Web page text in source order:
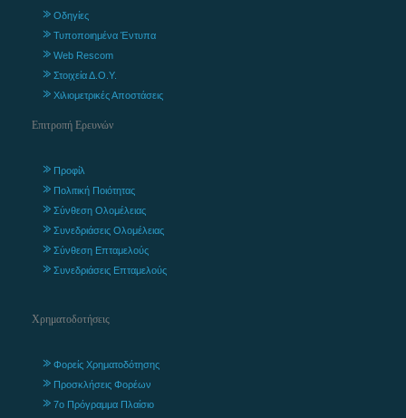
Οδηγίες
Τυποποιημένα Έντυπα
Web Rescom
Στοιχεία Δ.Ο.Υ.
Χιλιομετρικές Αποστάσεις
Επιτροπή Ερευνών
Προφίλ
Πολιτική Ποιότητας
Σύνθεση Ολομέλειας
Συνεδριάσεις Ολομέλειας
Σύνθεση Επταμελούς
Συνεδριάσεις Επταμελούς
Χρηματοδοτήσεις
Φορείς Χρηματοδότησης
Προσκλήσεις Φορέων
7ο Πρόγραμμα Πλαίσιο